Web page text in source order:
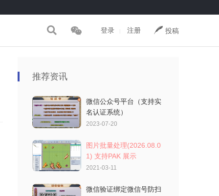
登录 注册 投稿
推荐资讯
微信公众号平台（支持实
名认证系统）
2023-07-20
图片批量处理(2026.08.0
1) 支持PAK 展示
2021-03-11
微信验证绑定微信号防扫